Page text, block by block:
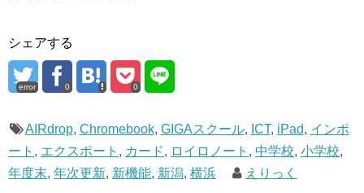
シェアする
error 0 0
AIRdrop, Chromebook, GIGAスクール, ICT, iPad, インポ
ート , エクスポート , カード, ロイロノート , 中学校, 小学校,
年度末, 年次更新, 新機能, 新潟, 横浜 えりっく